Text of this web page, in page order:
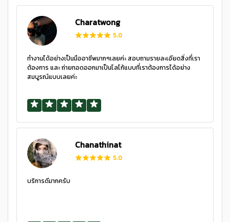
Charatwong
5.0
ทำงานได้อย่างเป็นมืออาชีพมากๆเลยค่ะ สอบถามรายละเอียดสิ่งที่เรา
ต้องการ และ ถ่ายทอดออกมาเป็นโลโก้แบบที่เราต้องการได้อย่าง
สมบูรณ์แบบเลยค่ะ
Chanathinat
5.0
บริการดีมากครับ